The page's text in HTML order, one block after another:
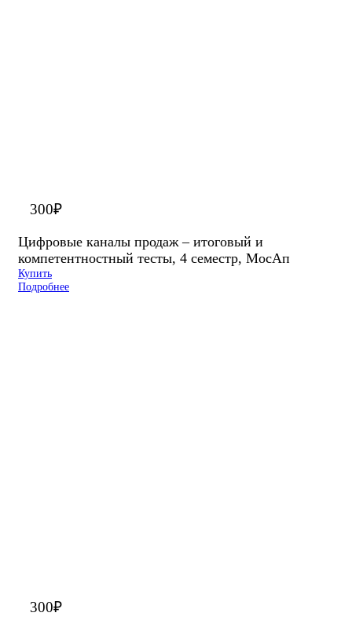
300₽
Цифровые каналы продаж – итоговый и
компетентностный тесты, 4 семестр, МосАп
Купить
Подробнее
300₽